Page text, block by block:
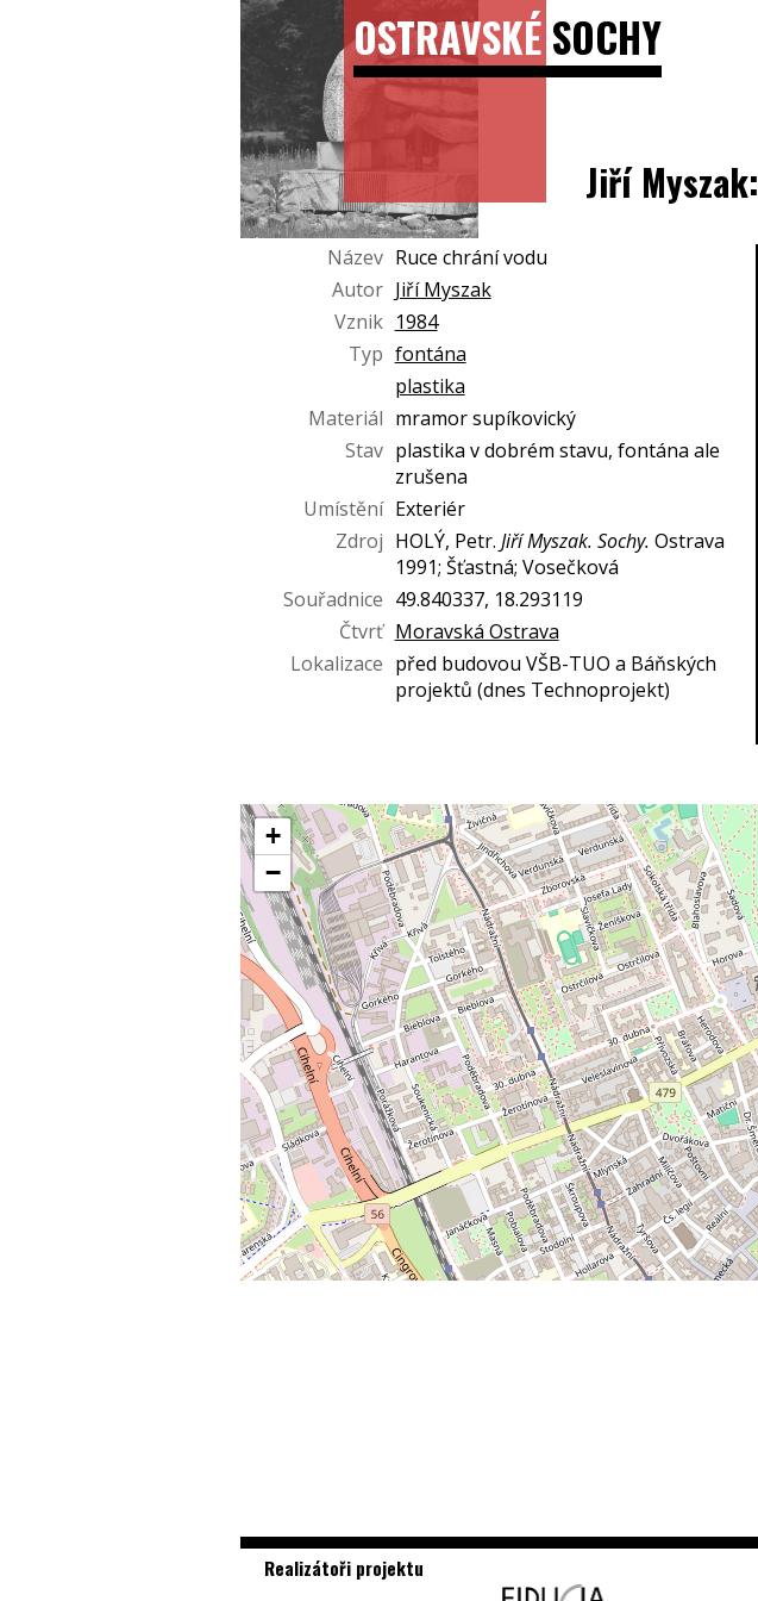
OSTRAVSKÉSOCHY
Jiří Myszak:
Název Ruce chrání vodu
Autor Jiří Myszak
Vznik 1984
Typ fontána
plastika
Materiál mramor supíkovický
Stav plastika v dobrém stavu, fontána ale
zrušena
Umístění Exteriér
Zdroj HOLÝ, Petr. Jiří Myszak. Sochy. Ostrava
1991; Šťastná; Vosečková
Souřadnice 49.840337, 18.293119
Čtvrť Moravská Ostrava
Lokalizace před budovou VŠB-TUO a Báňských
projektů (dnes Technoprojekt)
+
−
Realizátoři projektu